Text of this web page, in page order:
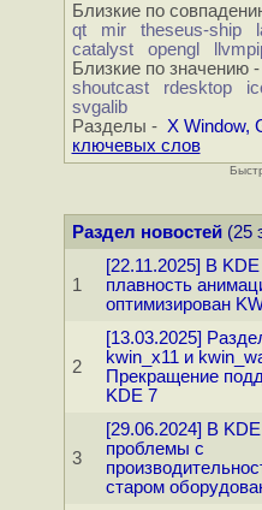
Близкие по
qt
mir theseus-ship
catalyst
opengl
Близкие по значению -
shoutcast
rdesktop
svgalib
Разделы - X Window,
ключевых слов
Раздел новостей(25
1
[22.11.2025] В
плавность
оптимизирован
2
[13.03.2025]
kwin_x11 и
Прекращение
KDE 7
3
[29.06.2024] В
проблемы с
старом